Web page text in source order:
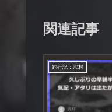
関連記事
釣行記：沢村